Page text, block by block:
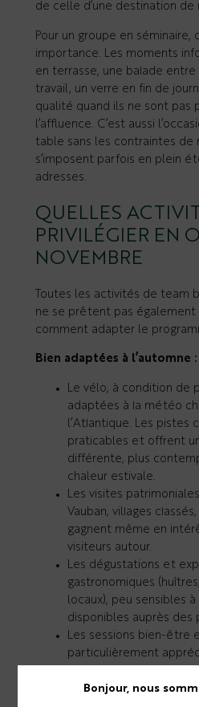
de celle d’une destination de
Pour un groupe en
importance. Les moments
en terrasse, une balade entre
travail, un verre en fin de
qualité quand ils ne sont pas
l’affluence. C’est aussi
table sans les contraintes de
s’imposent parfois en plein
adresses.
QUELLES
PRIVILÉGIER EN
NOVEMBRE
Toutes les activités de team
ne se prêtent pas également
comment adapter le
Bien adaptées à l’automne :
Le vélo, à condition de
adaptées à la météo
l’Atlantique. Les pistes
praticables et offrent
différente, plus
chaleur estivale.
Les visites
Vauban, villages
gagnent même en
visiteurs autour.
Les dégustations et
gastronomiques
locaux), peu sensibles
disponibles auprès des
Les sessions bien-être
particulièrement
détente intérieure.
Bonjour, nous